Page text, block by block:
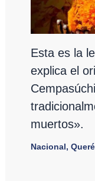
Esta es la
explica el
muertos».
Nacional,